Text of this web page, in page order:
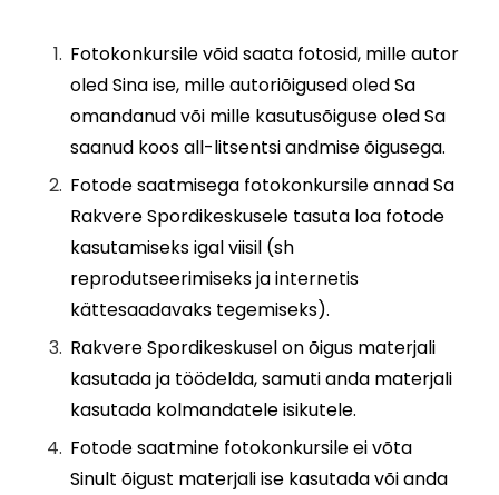
Fotokonkursile võid saata fotosid, mille autor
oled Sina ise, mille autoriõigused oled Sa
omandanud või mille kasutusõiguse oled Sa
saanud koos all-litsentsi andmise õigusega.
Fotode saatmisega fotokonkursile annad Sa
Rakvere Spordikeskusele tasuta loa fotode
kasutamiseks igal viisil (sh
reprodutseerimiseks ja internetis
kättesaadavaks tegemiseks).
Rakvere Spordikeskusel on õigus materjali
kasutada ja töödelda, samuti anda materjali
kasutada kolmandatele isikutele.
Fotode saatmine fotokonkursile ei võta
Sinult õigust materjali ise kasutada või anda